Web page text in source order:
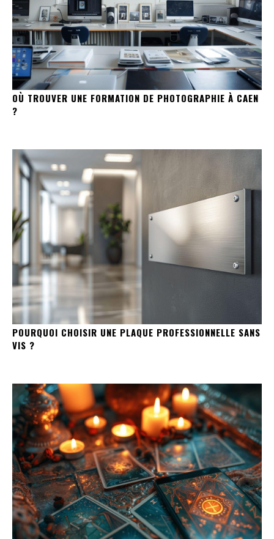
OÙ TROUVER UNE FORMATION DE PHOTOGRAPHIE À CAEN
?
POURQUOI CHOISIR UNE PLAQUE PROFESSIONNELLE SANS
VIS ?